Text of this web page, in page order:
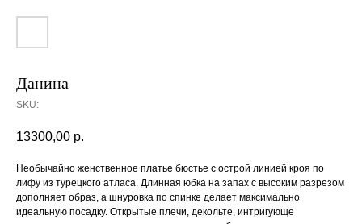
Данина
SKU:
13300,00 р.
Необычайно женственное платье бюстье с острой линией кроя по
лифу из турецкого атласа. Длинная юбка на запах с высоким разрезом
дополняет образ, а шнуровка по спинке делает максимально
идеальную посадку. Открытые плечи, декольте, интригующе